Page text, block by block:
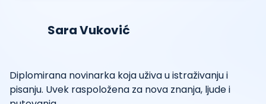
Sara Vuković
Diplomirana novinarka koja uživa u istraživanju i
pisanju. Uvek raspoložena za nova znanja, ljude i